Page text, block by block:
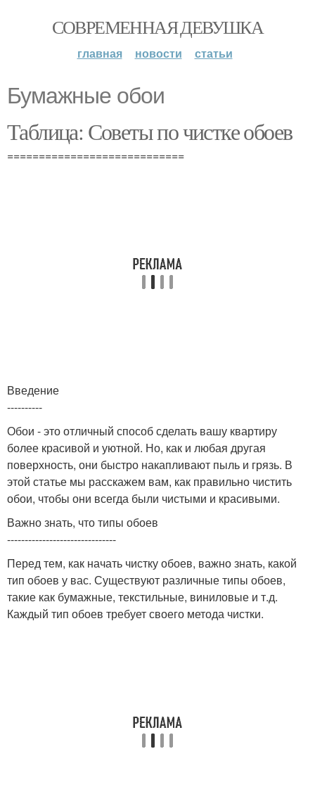
СОВРЕМЕННАЯ ДЕВУШКА
главная новости статьи
Бумажные обои
Таблица: Советы по чистке обоев
============================
Введение
----------
Обои - это отличный способ сделать вашу квартиру
более красивой и уютной. Но, как и любая другая
поверхность, они быстро накапливают пыль и грязь. В
этой статье мы расскажем вам, как правильно чистить
обои, чтобы они всегда были чистыми и красивыми.
Важно знать, что типы обоев
-------------------------------
Перед тем, как начать чистку обоев, важно знать, какой
тип обоев у вас. Существуют различные типы обоев,
такие как бумажные, текстильные, виниловые и т.д.
Каждый тип обоев требует своего метода чистки.